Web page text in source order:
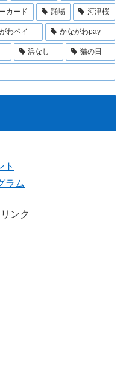
カード 踊場 河津桜
わペイ かながわpay
浜なし 猫の日
ト
ラム
ンク